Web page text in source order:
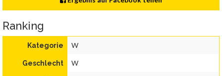
Ranking
Kategorie W
Geschlecht W